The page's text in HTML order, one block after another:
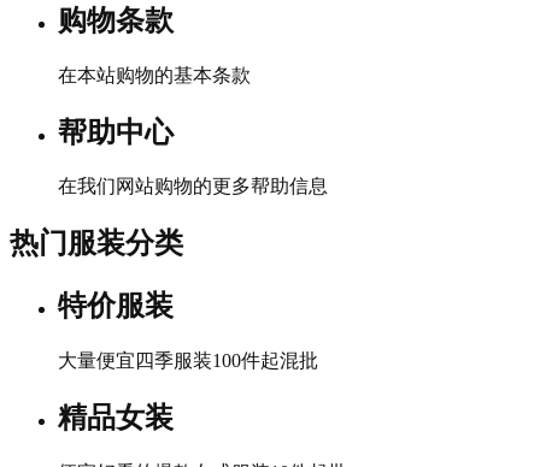
购物条款
在本站购物的基本条款
帮助中心
在我们网站购物的更多帮助信息
热门服装分类
特价服装
大量便宜四季服装100件起混批
精品女装